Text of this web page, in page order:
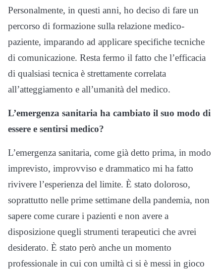
Personalmente, in questi anni, ho deciso di fare un
percorso di formazione sulla relazione medico-
paziente, imparando ad applicare specifiche tecniche
di comunicazione. Resta fermo il fatto che l’efficacia
di qualsiasi tecnica è strettamente correlata
all’atteggiamento e all’umanità del medico.
L’emergenza sanitaria ha cambiato il suo modo di
essere e sentirsi medico?
L’emergenza sanitaria, come già detto prima, in modo
imprevisto, improvviso e drammatico mi ha fatto
rivivere l’esperienza del limite. È stato doloroso,
soprattutto nelle prime settimane della pandemia, non
sapere come curare i pazienti e non avere a
disposizione quegli strumenti terapeutici che avrei
desiderato. È stato però anche un momento
professionale in cui con umiltà ci si è messi in gioco